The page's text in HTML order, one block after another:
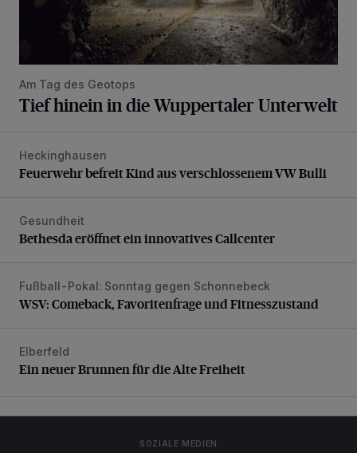
Am Tag des Geotops
Tief hinein in die Wuppertaler Unterwelt
Feuerwehr befreit Kind aus verschlossenem VW Bulli
Heckinghausen
Feuerwehr befreit Kind aus verschlossenem VW Bulli
Bethesda eröffnet ein innovatives Callcenter
Gesundheit
Bethesda eröffnet ein innovatives Callcenter
WSV: Comeback, Favoritenfrage und Fitnesszustand
Fußball-Pokal: Sonntag gegen Schonnebeck
WSV: Comeback, Favoritenfrage und Fitnesszustand
Ein neuer Brunnen für die Alte Freiheit
Elberfeld
Ein neuer Brunnen für die Alte Freiheit
SOZIALE MEDIEN